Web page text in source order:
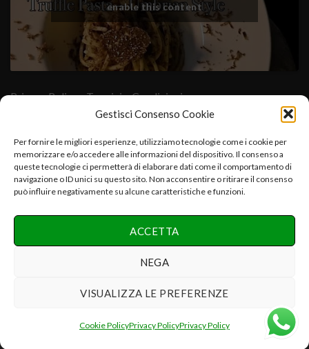
Gestisci Consenso Cookie
Per fornire le migliori esperienze, utilizziamo tecnologie come i cookie per
memorizzare e/o accedere alle informazioni del dispositivo. Il consenso a
queste tecnologie ci permetterà di elaborare dati come il comportamento di
navigazione o ID unici su questo sito. Non acconsentire o ritirare il consenso
può influire negativamente su alcune caratteristiche e funzioni.
ACCETTA
NEGA
VISUALIZZA LE PREFERENZE
Cookie PolicyPrivacy PolicyPrivacy Policy
enable this content
Privacy Policy- Termini e Condizioni
Cuore Verde Natura srls , via I°Maggio,25-06054.Fratta Todina-
PG-Italy C.f.-P.iva:03392670547-CCIAA PG 03392670547-
REA:PG-286075 e.mail:info@cuoreverdenatura.com
Copyright 2026 ©Cuore Verde Natura srls Tutti i diritti
riservati
Realizzazione Networx Internet Solutions PHOTO-VIDEO &
DESIGN by Danilo P.